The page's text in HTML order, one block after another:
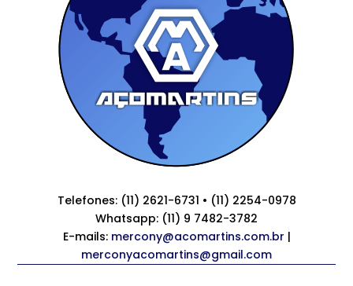
Telefones: (11) 2621-6731 • (11) 2254-0978
Whatsapp: (11) 9 7482-3782
E-mails: mercony@acomartins.com.br |
merconyacomartins@gmail.com